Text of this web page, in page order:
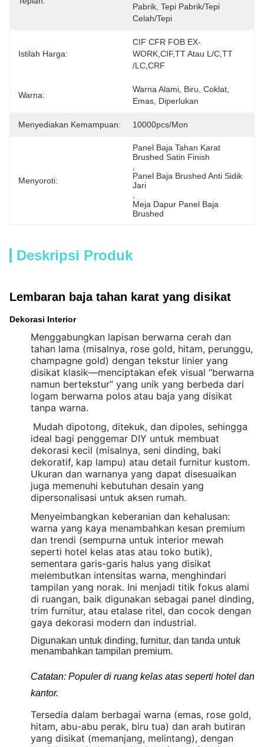
Pabrik, Tepi Pabrik/tepi
Celah/tepi
Istilah Harga:
CIF CFR FOB EX-
WORK,CIF,TT Atau L/C,TT
/LC,CRF
Warna:
Warna Alami, Biru, Coklat,
Emas, Diperlukan
Menyediakan Kemampuan: 10000pcs/mon
Menyoroti:
Panel Baja Tahan Karat
Brushed Satin Finish
Panel Baja Brushed Anti Sidik
Jari
Meja Dapur Panel Baja
Brushed
Deskripsi Produk
Lembaran baja tahan karat yang disikat
Dekorasi Interior
Menggabungkan lapisan berwarna cerah dan
tahan lama (misalnya, rose gold, hitam, perunggu,
champagne gold) dengan tekstur linier yang
disikat klasik—menciptakan efek visual “berwarna
namun bertekstur” yang unik yang berbeda dari
logam berwarna polos atau baja yang disikat
tanpa warna.
Mudah dipotong, ditekuk, dan dipoles, sehingga
ideal bagi penggemar DIY untuk membuat
dekorasi kecil (misalnya, seni dinding, baki
dekoratif, kap lampu) atau detail furnitur kustom.
Ukuran dan warnanya yang dapat disesuaikan
juga memenuhi kebutuhan desain yang
dipersonalisasi untuk aksen rumah.
Menyeimbangkan keberanian dan kehalusan:
warna yang kaya menambahkan kesan premium
dan trendi (sempurna untuk interior mewah
seperti hotel kelas atas atau toko butik),
sementara garis-garis halus yang disikat
melembutkan intensitas warna, menghindari
tampilan yang norak. Ini menjadi titik fokus alami
di ruangan, baik digunakan sebagai panel dinding,
trim furnitur, atau etalase ritel, dan cocok dengan
gaya dekorasi modern dan industrial.
Digunakan untuk dinding, furnitur, dan tanda untuk
menambahkan tampilan premium.
Catatan: Populer di ruang kelas atas seperti hotel dan
kantor.
Tersedia dalam berbagai warna (emas, rose gold,
hitam, abu-abu perak, biru tua) dan arah butiran
yang disikat (memanjang, melintang), dengan